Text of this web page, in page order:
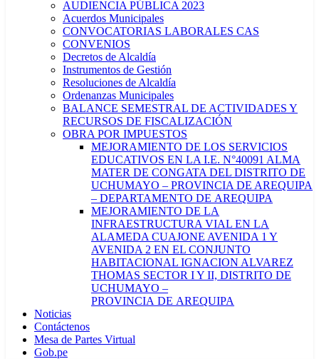
AUDIENCIA PÚBLICA 2023
Acuerdos Municipales
CONVOCATORIAS LABORALES CAS
CONVENIOS
Decretos de Alcaldía
Instrumentos de Gestión
Resoluciones de Alcaldía
Ordenanzas Municipales
BALANCE SEMESTRAL DE ACTIVIDADES Y
RECURSOS DE FISCALIZACIÓN
OBRA POR IMPUESTOS
MEJORAMIENTO DE LOS SERVICIOS
EDUCATIVOS EN LA I.E. N°40091 ALMA
MATER DE CONGATA DEL DISTRITO DE
UCHUMAYO – PROVINCIA DE AREQUIPA
– DEPARTAMENTO DE AREQUIPA
MEJORAMIENTO DE LA
INFRAESTRUCTURA VIAL EN LA
ALAMEDA CUAJONE AVENIDA 1 Y
AVENIDA 2 EN EL CONJUNTO
HABITACIONAL IGNACION ALVAREZ
THOMAS SECTOR I Y II, DISTRITO DE
UCHUMAYO –
PROVINCIA DE AREQUIPA
Noticias
Contáctenos
Mesa de Partes Virtual
Gob.pe